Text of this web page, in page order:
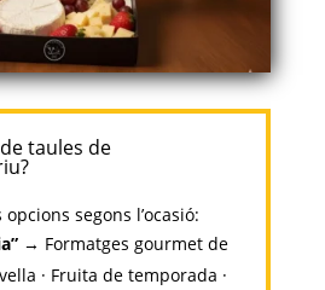
taules de
segons l’ocasió:
→ Formatges gourmet de
· Fruita de temporada ·